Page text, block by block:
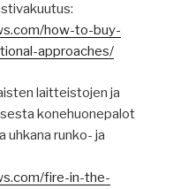
how-to-buy-
approaches/
laitteistojen ja
konehuonepalot
uhkana runko- ja
fire-in-the-